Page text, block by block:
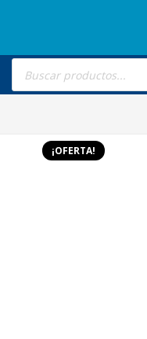
Búsqueda
productos
¡OFERTA!